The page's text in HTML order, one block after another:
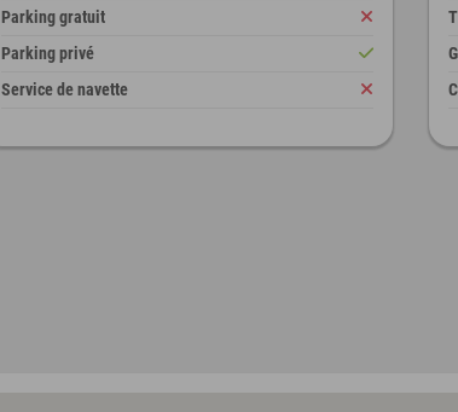
Parking gratuit
Parking privé
Service de navette